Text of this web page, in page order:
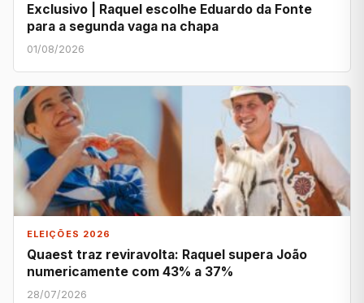
Exclusivo | Raquel escolhe Eduardo da Fonte
para a segunda vaga na chapa
01/08/2026
ELEIÇÕES 2026
Quaest traz reviravolta: Raquel supera João
numericamente com 43% a 37%
28/07/2026